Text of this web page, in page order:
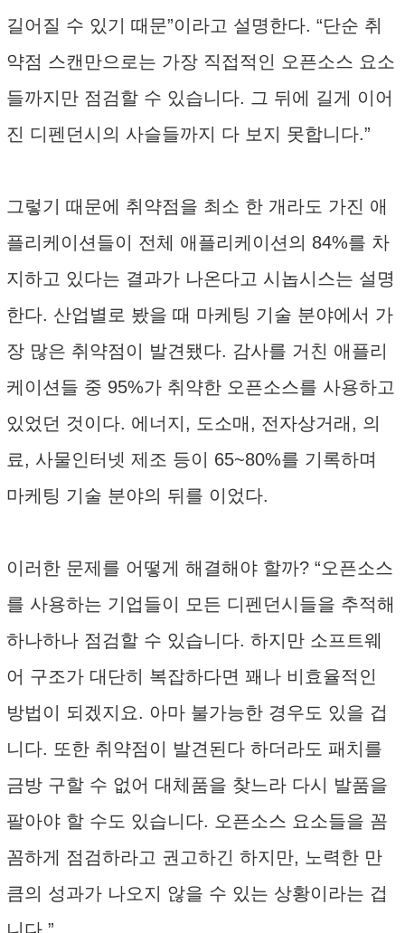
길어질 수 있기 때문”이라고 설명한다. “단순 취
약점 스캔만으로는 가장 직접적인 오픈소스 요소
들까지만 점검할 수 있습니다. 그 뒤에 길게 이어
진 디펜던시의 사슬들까지 다 보지 못합니다.”
그렇기 때문에 취약점을 최소 한 개라도 가진 애
플리케이션들이 전체 애플리케이션의 84%를 차
지하고 있다는 결과가 나온다고 시놉시스는 설명
한다. 산업별로 봤을 때 마케팅 기술 분야에서 가
장 많은 취약점이 발견됐다. 감사를 거친 애플리
케이션들 중 95%가 취약한 오픈소스를 사용하고
있었던 것이다. 에너지, 도소매, 전자상거래, 의
료, 사물인터넷 제조 등이 65~80%를 기록하며
마케팅 기술 분야의 뒤를 이었다.
이러한 문제를 어떻게 해결해야 할까? “오픈소스
를 사용하는 기업들이 모든 디펜던시들을 추적해
하나하나 점검할 수 있습니다. 하지만 소프트웨
어 구조가 대단히 복잡하다면 꽤나 비효율적인
방법이 되겠지요. 아마 불가능한 경우도 있을 겁
니다. 또한 취약점이 발견된다 하더라도 패치를
금방 구할 수 없어 대체품을 찾느라 다시 발품을
팔아야 할 수도 있습니다. 오픈소스 요소들을 꼼
꼼하게 점검하라고 권고하긴 하지만, 노력한 만
큼의 성과가 나오지 않을 수 있는 상황이라는 겁